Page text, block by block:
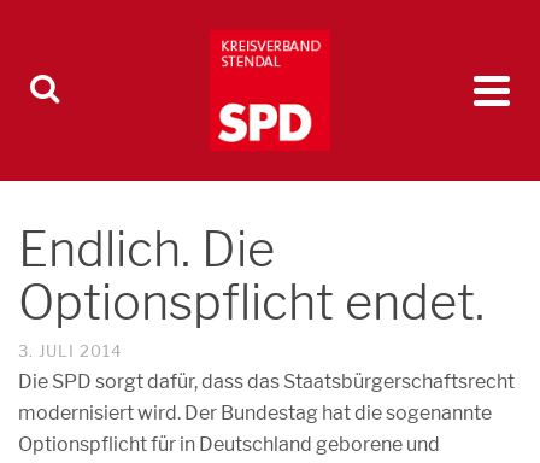
Endlich. Die
Optionspflicht endet.
3. JULI 2014
Die SPD sorgt dafür, dass das Staatsbürgerschaftsrecht
modernisiert wird. Der Bundestag hat die sogenannte
Optionspflicht für in Deutschland geborene und